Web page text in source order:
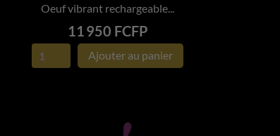
 APERÇU RAPIDE
Oeuf vibrant rechargeable...
Prix
11 950 FCFP
Ajouter au panier